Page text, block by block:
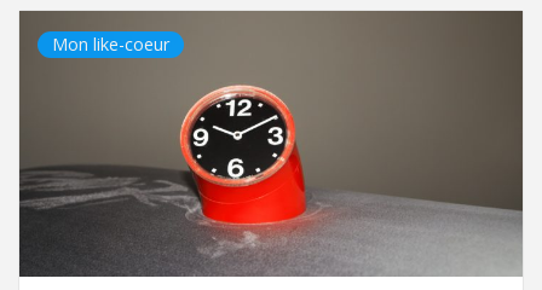
Mon like-coeur